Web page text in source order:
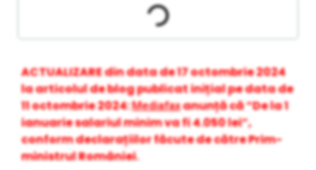
ACTUALIZARE din data de 17 octombrie 2024
la articolul de blog publicat inițial pe data de
11 octombrie 2024:Mediafaxanunță că “De la 1
ianuarie salariul minim va fi 4.050 lei”,
conform declarațiilor făcute de către Prim-
ministrul României.